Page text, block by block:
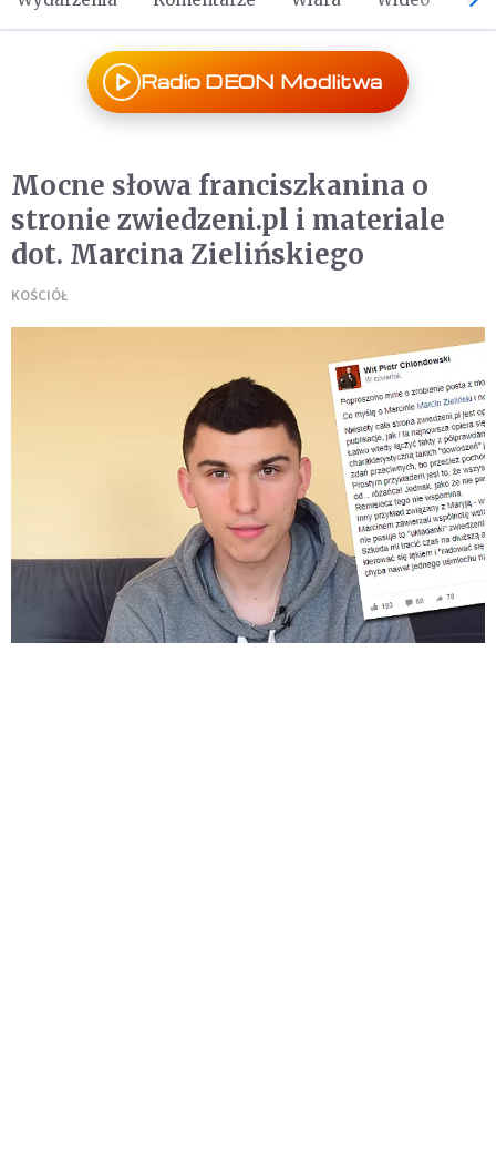
Radio DEON Modlitwa
Mocne słowa franciszkanina o
stronie zwiedzeni.pl i materiale
dot. Marcina Zielińskiego
KOŚCIÓŁ